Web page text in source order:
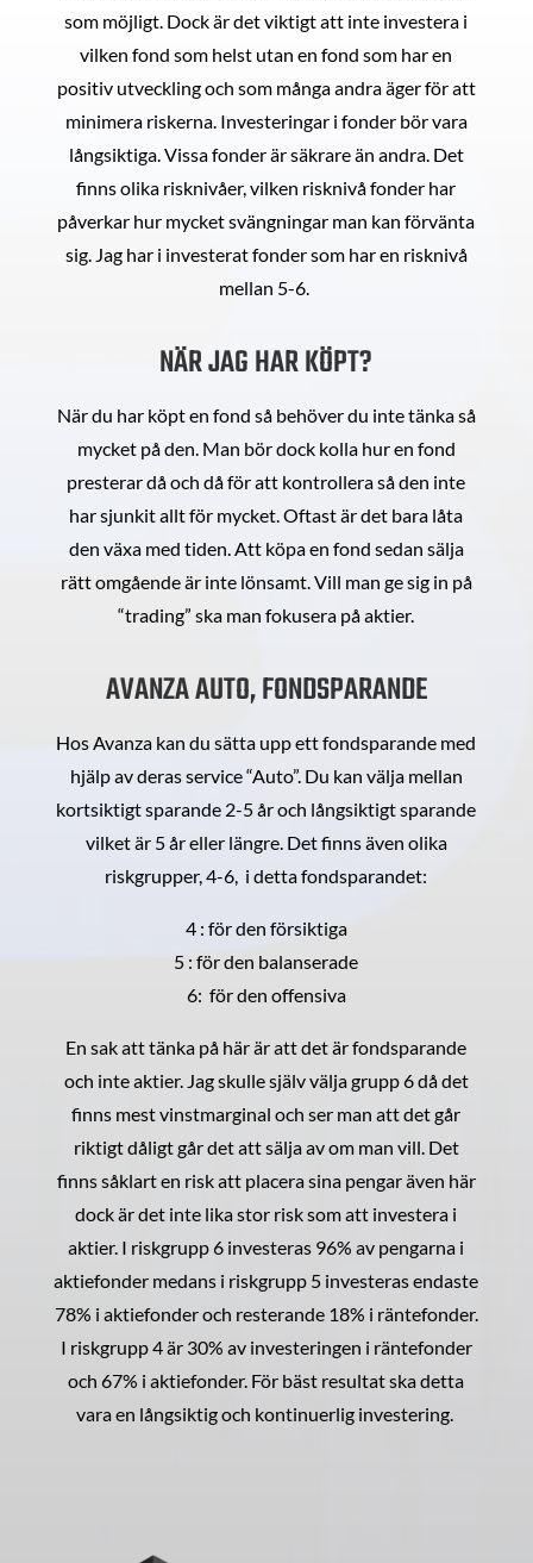
som möjligt. Dock är det viktigt att inte investera i
vilken fond som helst utan en fond som har en
positiv utveckling och som många andra äger för att
minimera riskerna. Investeringar i fonder bör vara
långsiktiga. Vissa fonder är säkrare än andra. Det
finns olika risknivåer, vilken risknivå fonder har
påverkar hur mycket svängningar man kan förvänta
sig. Jag har i investerat fonder som har en risknivå
mellan 5-6.
NÄR JAG HAR KÖPT?
När du har köpt en fond så behöver du inte tänka så
mycket på den. Man bör dock kolla hur en fond
presterar då och då för att kontrollera så den inte
har sjunkit allt för mycket. Oftast är det bara låta
den växa med tiden. Att köpa en fond sedan sälja
rätt omgående är inte lönsamt. Vill man ge sig in på
“trading” ska man fokusera på aktier.
AVANZA AUTO, FONDSPARANDE
Hos Avanza kan du sätta upp ett fondsparande med
hjälp av deras service “Auto”. Du kan välja mellan
kortsiktigt sparande 2-5 år och långsiktigt sparande
vilket är 5 år eller längre. Det finns även olika
riskgrupper, 4-6, i detta fondsparandet:
4 : för den försiktiga
5 : för den balanserade
6: för den offensiva
En sak att tänka på här är att det är fondsparande
och inte aktier. Jag skulle själv välja grupp 6 då det
finns mest vinstmarginal och ser man att det går
riktigt dåligt går det att sälja av om man vill. Det
finns såklart en risk att placera sina pengar även här
dock är det inte lika stor risk som att investera i
aktier. I riskgrupp 6 investeras 96% av pengarna i
aktiefonder medans i riskgrupp 5 investeras endaste
78% i aktiefonder och resterande 18% i räntefonder.
I riskgrupp 4 är 30% av investeringen i räntefonder
och 67% i aktiefonder. För bäst resultat ska detta
vara en långsiktig och kontinuerlig investering.